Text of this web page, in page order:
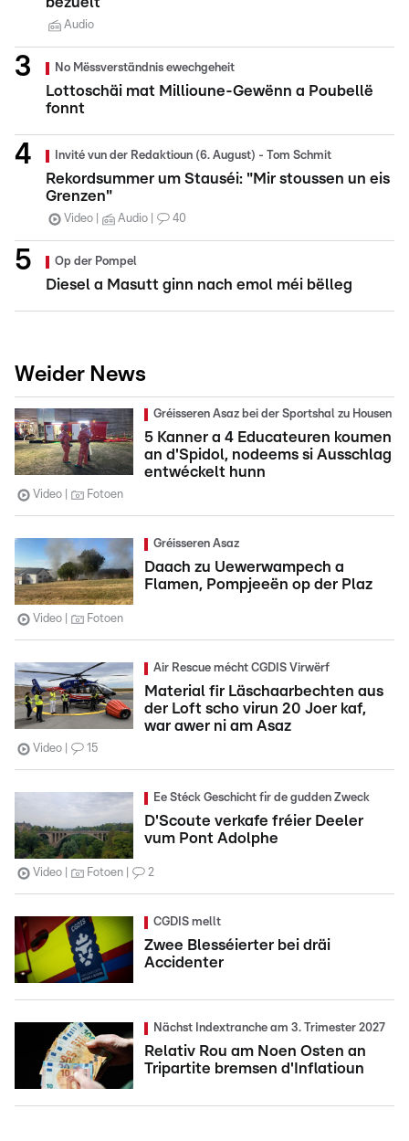
Audio
No Mëssverständnis ewechgeheit
Lottoschäi mat Millioune-Gewënn a Poubellë
fonnt
Invité vun der Redaktioun (6. August) - Tom Schmit
Rekordsummer um Stauséi: "Mir stoussen un eis
Grenzen"
Video Audio 40
Op der Pompel
Diesel a Masutt ginn nach emol méi bëlleg
Weider News
Gréisseren Asaz bei der Sportshal zu Housen
5 Kanner a 4 Educateuren koumen
an d'Spidol, nodeems si Ausschlag
entwéckelt hunn
Video Fotoen
Gréisseren Asaz
Daach zu Uewerwampech a
Flamen, Pompjeeën op der Plaz
Video Fotoen
Air Rescue mécht CGDIS Virwërf
Material fir Läschaarbechten aus
der Loft scho virun 20 Joer kaf,
war awer ni am Asaz
Video 15
Ee Stéck Geschicht fir de gudden Zweck
D'Scoute verkafe fréier Deeler
vum Pont Adolphe
Video Fotoen 2
CGDIS mellt
Zwee Blesséierter bei dräi
Accidenter
Nächst Indextranche am 3. Trimester 2027
Relativ Rou am Noen Osten an
Tripartite bremsen d'Inflatioun